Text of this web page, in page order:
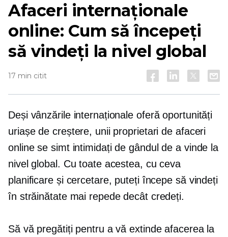
Afaceri internaționale
online: Cum să începeți
să vindeți la nivel global
17 min citit
Deși vânzările internaționale oferă oportunități
uriașe de creștere, unii proprietari de afaceri
online se simt intimidați de gândul de a vinde la
nivel global. Cu toate acestea, cu ceva
planificare și cercetare, puteți începe să vindeți
în străinătate mai repede decât credeți.
Să vă pregătiți pentru a vă extinde afacerea la